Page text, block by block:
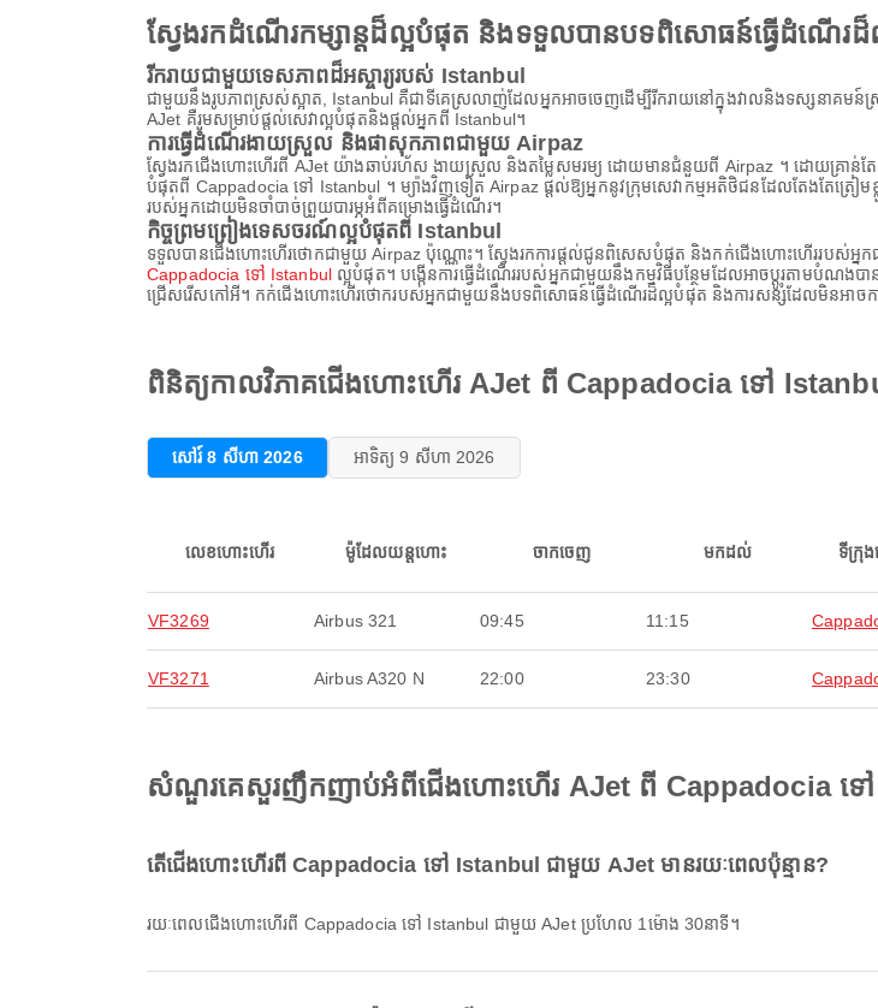
ស្វែងរកដំណើរកម្សាន្តដ៏ល្អបំផុត និងទទួលបានបទពិសោធន៍ធ្វើដំណើរដ៏ល្
រីករាយជាមួយទេសភាពដ៏អស្ចារ្យរបស់ Istanbul
ជាមួយនឹងរូបភាពស្រស់ស្អាត, Istanbul គឺជាទីគេស្រលាញ់ដែលអ្នកអាចចេញដើម្បីរីករាយនៅក្នុងវាលនិងទស្សនាគមន៍
AJet គឺរួមសម្រាប់ផ្តល់សេវាល្អបំផុតនិងផ្តល់អ្នកពី Istanbul។
ការធ្វើដំណើរងាយស្រួល និងផាសុកភាពជាមួយ Airpaz
ស្វែងរកជើងហោះហើរពី AJet យ៉ាងឆាប់រហ័ស ងាយស្រួល និងតម្លៃសមរម្យ ដោយមានជំនួយពី Airpaz ។ ដោយគ្រាន់តែ
បំផុតពី Cappadocia ទៅ Istanbul ។ ម្យ៉ាងវិញទៀត Airpaz ផ្តល់ឱ្យអ្នកនូវក្រុមសេវាកម្មអតិថិជនដែលតែងតែត្រ
របស់អ្នកដោយមិនចាំបាច់ព្រួយបារម្ភអំពីគម្រោងធ្វើដំណើរ។
កិច្ចព្រមព្រៀងទេសចរណ៍ល្អបំផុតពី Istanbul
ទទួលបានជើងហោះហើរថោកជាមួយ Airpaz ប៉ុណ្ណោះ។ ស្វែងរកការផ្តល់ជូនពិសេសបំផុត និងកក់ជើងហោះហើររបស់អ្ន
Cappadocia ទៅ Istanbulល្អបំផុត។ បង្កើនការធ្វើដំណើររបស់អ្នកជាមួយនឹងកម្មវិធីបន្ថែមដែលអាចប្ដូរតាមបំណ
ជ្រើសរើសកៅអី។ កក់ជើងហោះហើរថោករបស់អ្នកជាមួយនឹងបទពិសោធន៍ធ្វើដំណើរដ៏ល្អបំផុត និងការសន្សំដែលមិនអាចកា
ពិនិត្យកាលវិភាគជើងហោះហើរ AJet ពី Cappadocia ទៅ
សៅរ៍ 8 សីហា 2026 អាទិត្យ 9 សីហា 2026
លេខហោះហើរ ម៉ូដែលយន្តហោះ ចាកចេញ មកដល់ ទីក្រុ
VF3269 Airbus 321 09:45 11:15
VF3271 Airbus A320 N 22:00 23:30
សំណួរគេសួរញឹកញាប់អំពីជើងហោះហើរ AJet ពី Cappadocia ទ
តើជើងហោះហើរពី Cappadocia ទៅ Istanbul ជាមួយ AJet មានរយៈពេលប៉ុន្មាន?
រយៈពេលជើងហោះហើរពី Cappadocia ទៅ Istanbul ជាមួយ AJet ប្រហែល 1ម៉ោង 30នាទី។